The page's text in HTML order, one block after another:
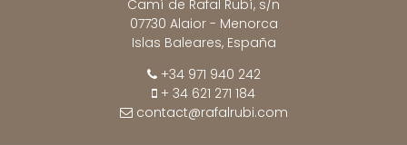
Camí de Rafal Rubí, s/n
07730 Alaior - Menorca
Islas Baleares, España
+34 971 940 242
+ 34 621 271 184
contact@rafalrubi.com